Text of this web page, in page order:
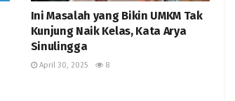
Ini Masalah yang Bikin UMKM Tak
Kunjung Naik Kelas, Kata Arya
Sinulingga
April 30, 2025 8